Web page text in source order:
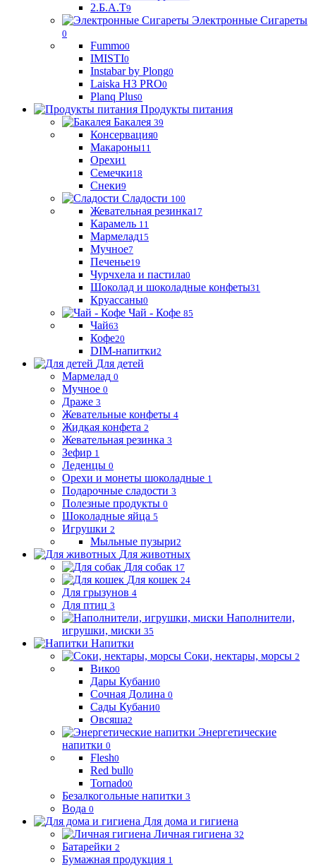
2.Б.А.Т9
Электронные Сигареты
0
Fummo0
IMISTI0
Instabar by Plong0
Laiska H3 PRO0
Planq Plus0
Продукты питания
Бакалея 39
Консервация0
Макароны11
Орехи1
Семечки18
Снеки9
Сладости 100
Жевательная резинка17
Карамель 11
Мармелад15
Мучное7
Печенье19
Чурчхела и пастила0
Шоколад и шоколадные конфеты31
Круассаны0
Чай - Кофе 85
Чай63
Кофе20
DIM-напитки2
Для детей
Мармелад 0
Мучное 0
Драже 3
Жевательные конфеты 4
Жидкая конфета 2
Жевательная резинка 3
Зефир 1
Леденцы 0
Орехи и монеты шоколадные 1
Подарочные сладости 3
Полезные продукты 0
Шоколадные яйца 5
Игрушки 2
Мыльные пузыри2
Для животных
Для собак 17
Для кошек 24
Для грызунов 4
Для птиц 3
Наполнители,
игрушки, миски 35
Напитки
Соки, нектары, морсы 2
Вико0
Дары Кубани0
Сочная Долина 0
Сады Кубани0
Овсяша2
Энергетические
напитки 0
Flesh0
Red bull0
Tornado0
Безалкогольные напитки 3
Вода 0
Для дома и гигиена
Личная гигиена 32
Батарейки 2
Бумажная продукция 1